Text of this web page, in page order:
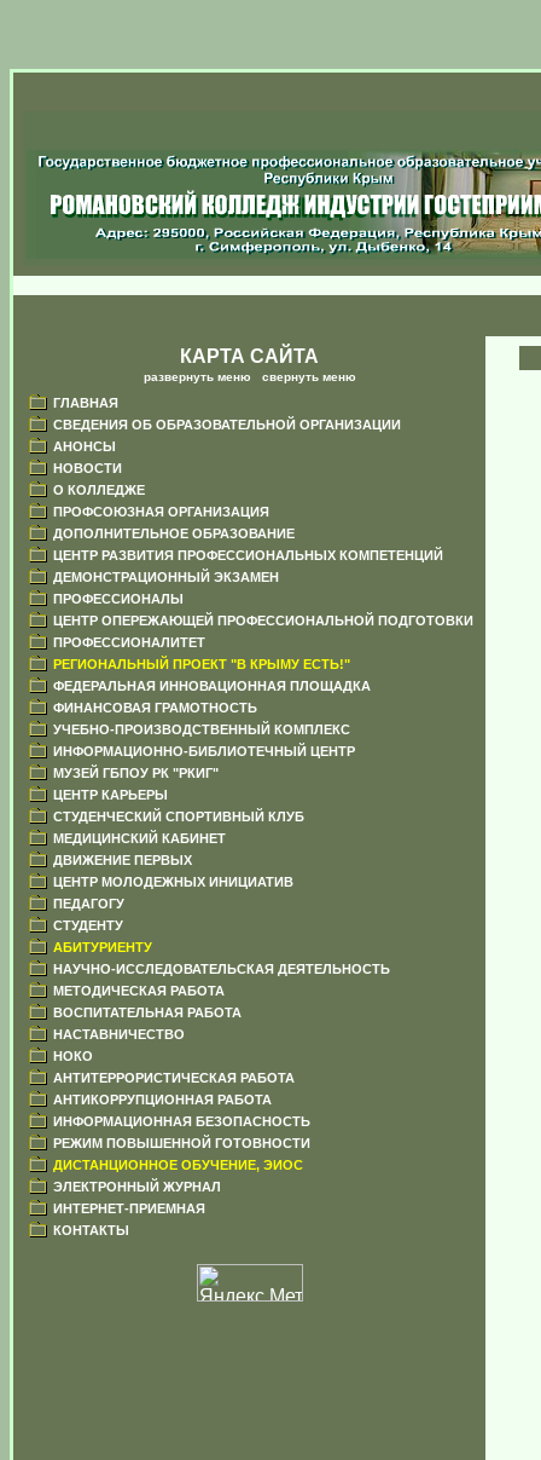
КАРТА САЙТА
развернуть меню свернуть меню
ГЛАВНАЯ
СВЕДЕНИЯ ОБ ОБРАЗОВАТЕЛЬНОЙ ОРГАНИЗАЦИИ
АНОНСЫ
НОВОСТИ
О КОЛЛЕДЖЕ
ПРОФСОЮЗНАЯ ОРГАНИЗАЦИЯ
ДОПОЛНИТЕЛЬНОЕ ОБРАЗОВАНИЕ
ЦЕНТР РАЗВИТИЯ ПРОФЕССИОНАЛЬНЫХ КОМПЕТЕНЦИЙ
ДЕМОНСТРАЦИОННЫЙ ЭКЗАМЕН
ПРОФЕССИОНАЛЫ
ЦЕНТР ОПЕРЕЖАЮЩЕЙ ПРОФЕССИОНАЛЬНОЙ ПОДГОТОВКИ
ПРОФЕССИОНАЛИТЕТ
РЕГИОНАЛЬНЫЙ ПРОЕКТ "В КРЫМУ ЕСТЬ!"
ФЕДЕРАЛЬНАЯ ИННОВАЦИОННАЯ ПЛОЩАДКА
ФИНАНСОВАЯ ГРАМОТНОСТЬ
УЧЕБНО-ПРОИЗВОДСТВЕННЫЙ КОМПЛЕКС
ИНФОРМАЦИОННО-БИБЛИОТЕЧНЫЙ ЦЕНТР
МУЗЕЙ ГБПОУ РК "РКИГ"
ЦЕНТР КАРЬЕРЫ
СТУДЕНЧЕСКИЙ СПОРТИВНЫЙ КЛУБ
МЕДИЦИНСКИЙ КАБИНЕТ
ДВИЖЕНИЕ ПЕРВЫХ
ЦЕНТР МОЛОДЕЖНЫХ ИНИЦИАТИВ
ПЕДАГОГУ
СТУДЕНТУ
АБИТУРИЕНТУ
НАУЧНО-ИССЛЕДОВАТЕЛЬСКАЯ ДЕЯТЕЛЬНОСТЬ
МЕТОДИЧЕСКАЯ РАБОТА
ВОСПИТАТЕЛЬНАЯ РАБОТА
НАСТАВНИЧЕСТВО
НОКО
АНТИТЕРРОРИСТИЧЕСКАЯ РАБОТА
АНТИКОРРУПЦИОННАЯ РАБОТА
ИНФОРМАЦИОННАЯ БЕЗОПАСНОСТЬ
РЕЖИМ ПОВЫШЕННОЙ ГОТОВНОСТИ
ДИСТАНЦИОННОЕ ОБУЧЕНИЕ, ЭИОС
ЭЛЕКТРОННЫЙ ЖУРНАЛ
ИНТЕРНЕТ-ПРИЕМНАЯ
КОНТАКТЫ